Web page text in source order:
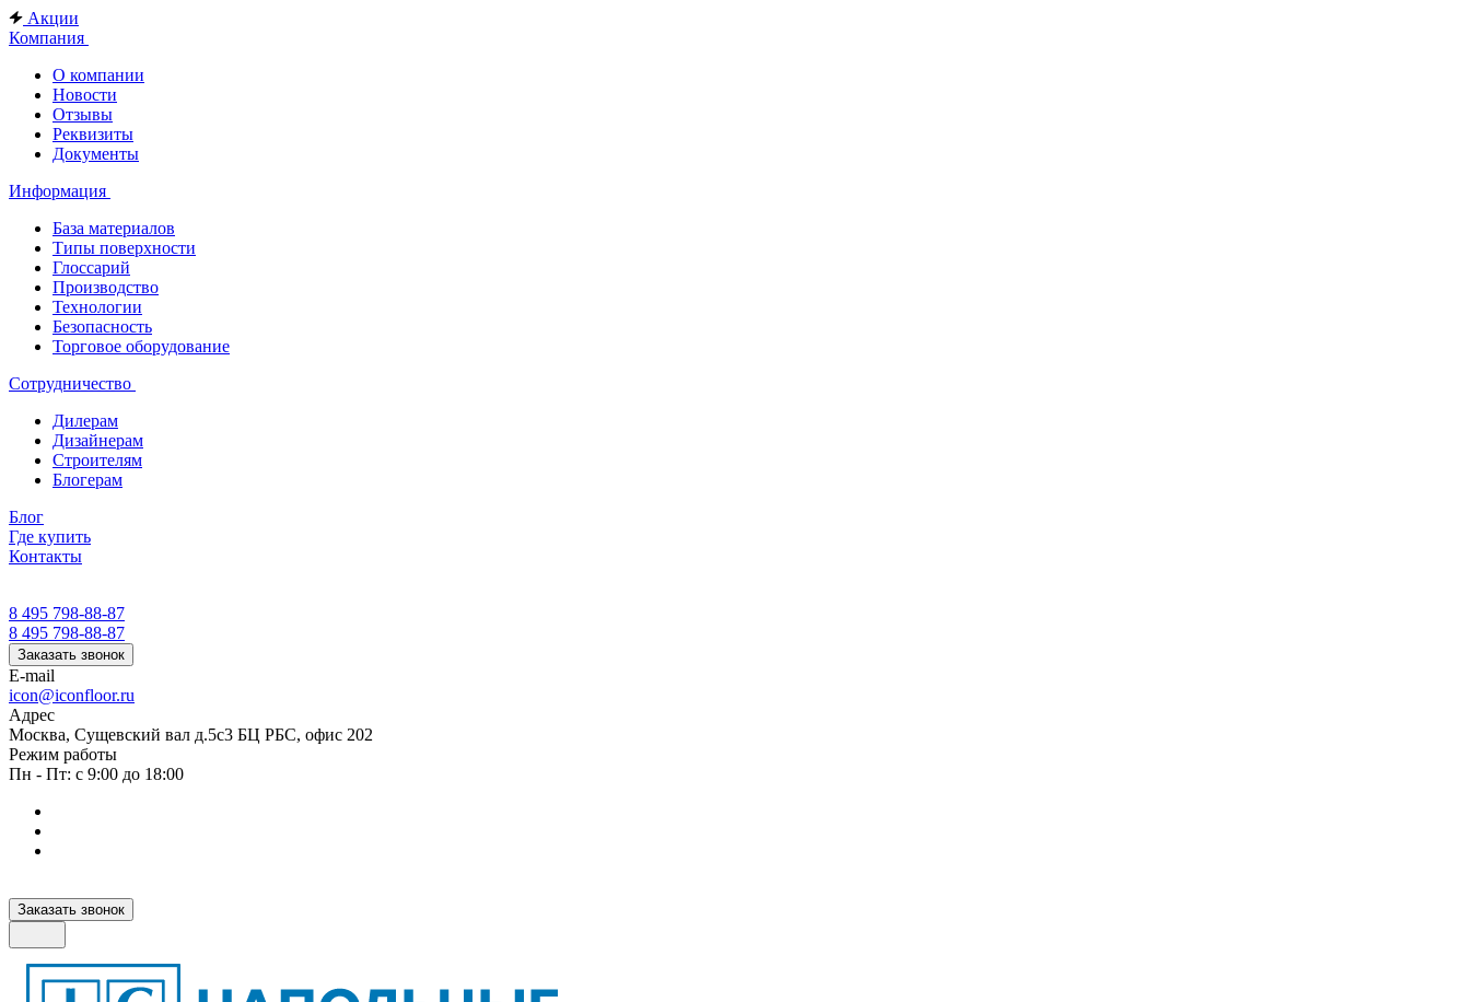
Акции
Компания
О компании
Новости
Отзывы
Реквизиты
Документы
Информация
База материалов
Типы поверхности
Глоссарий
Производство
Технологии
Безопасность
Торговое оборудование
Сотрудничество
Дилерам
Дизайнерам
Строителям
Блогерам
Блог
Где купить
Контакты
8 495 798-88-87
8 495 798-88-87
Заказать звонок
E-mail
icon@iconfloor.ru
Адрес
Москва, Сущевский вал д.5с3 БЦ РБС, офис 202
Режим работы
Пн - Пт: с 9:00 до 18:00
Заказать звонок